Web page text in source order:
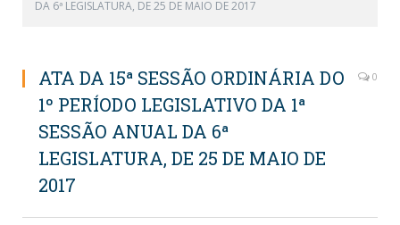
DA 6ª LEGISLATURA, DE 25 DE MAIO DE 2017
ATA DA 15ª SESSÃO ORDINÁRIA DO
1º PERÍODO LEGISLATIVO DA 1ª
SESSÃO ANUAL DA 6ª
LEGISLATURA, DE 25 DE MAIO DE
2017
0